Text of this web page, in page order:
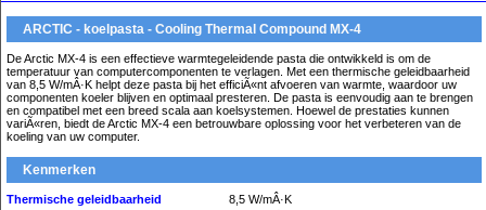
ARCTIC - koelpasta - Cooling Thermal Compound MX-4
De Arctic MX-4 is een effectieve warmtegeleidende pasta die ontwikkeld is om de
temperatuur van computercomponenten te verlagen. Met een thermische geleidbaarheid
van 8,5 W/mÂ·K helpt deze pasta bij het efficiÃ«nt afvoeren van warmte, waardoor uw
componenten koeler blijven en optimaal presteren. De pasta is eenvoudig aan te brengen
en compatibel met een breed scala aan koelsystemen. Hoewel de prestaties kunnen
variÃ«ren, biedt de Arctic MX-4 een betrouwbare oplossing voor het verbeteren van de
koeling van uw computer.
Kenmerken
Thermische geleidbaarheid
8,5 W/mÂ·K